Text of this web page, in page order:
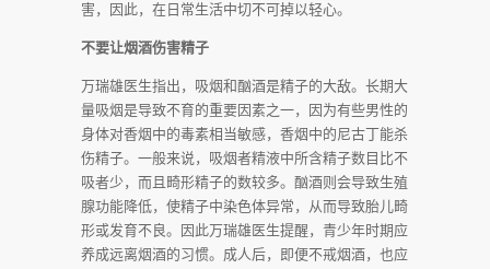
害，因此，在日常生活中切不可掉以轻心。
不要让烟酒伤害精子
万瑞雄医生指出，吸烟和酗酒是精子的大敌。长期大
量吸烟是导致不育的重要因素之一，因为有些男性的
身体对香烟中的毒素相当敏感，香烟中的尼古丁能杀
伤精子。一般来说，吸烟者精液中所含精子数目比不
吸者少，而且畸形精子的数较多。酗酒则会导致生殖
腺功能降低，使精子中染色体异常，从而导致胎儿畸
形或发育不良。因此万瑞雄医生提醒，青少年时期应
养成远离烟酒的习惯。成人后，即便不戒烟酒，也应